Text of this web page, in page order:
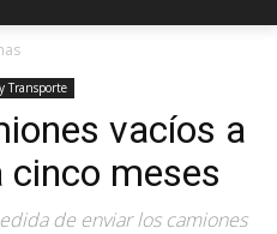
Transporte
vacíos a
cinco meses
de enviar los camiones